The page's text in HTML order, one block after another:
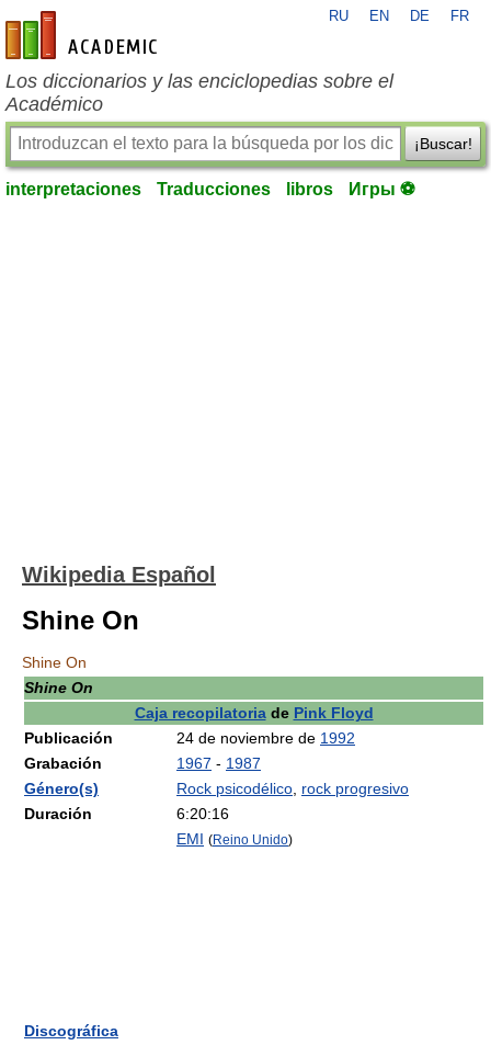
es-academic.com
RU EN DE FR
Los diccionarios y las enciclopedias sobre el
Académico
¡Buscar!
interpretaciones Traducciones libros Игры ⚽
Wikipedia Español
Shine On
Shine On
Shine On
Caja recopilatoriade Pink Floyd
Publicación
24 de noviembre de 1992
Grabación
1967 - 1987
Género(s)
Rock psicodélico rock progresivo
Duración
6:20:16
Discográfica
EMI (Reino Unido)